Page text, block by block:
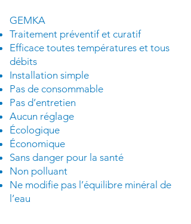
GEMKA
Traitement préventif et curatif
Efficace toutes températures et tous
débits
Installation simple
Pas de consommable
Pas d’entretien
Aucun réglage
Écologique
Économique
Sans danger pour la santé
Non polluant
Ne modifie pas l’équilibre minéral de
l’eau